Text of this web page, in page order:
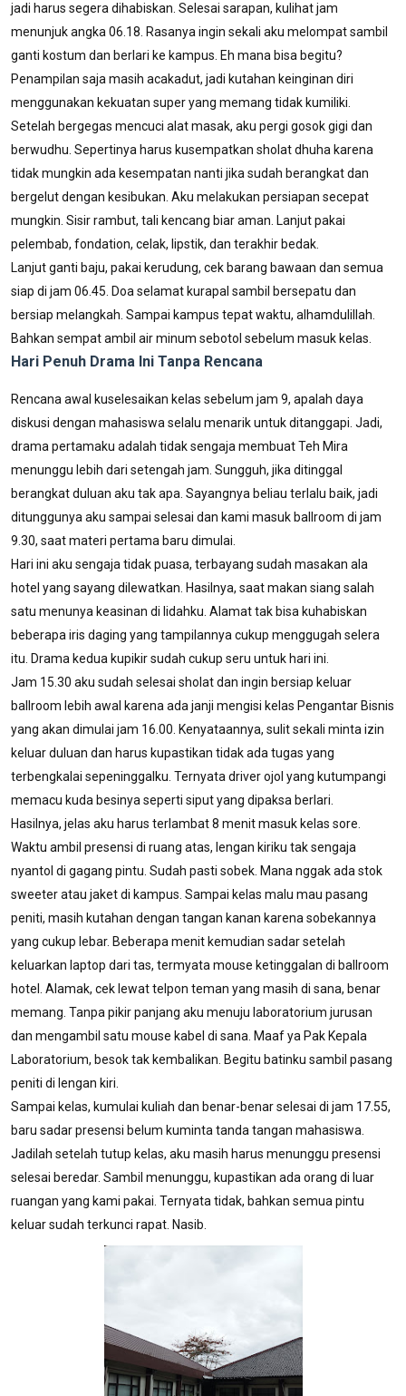
jadi harus segera dihabiskan. Selesai sarapan, kulihat jam
menunjuk angka 06.18. Rasanya ingin sekali aku melompat sambil
ganti kostum dan berlari ke kampus. Eh mana bisa begitu?
Penampilan saja masih acakadut, jadi kutahan keinginan diri
menggunakan kekuatan super yang memang tidak kumiliki.
Setelah bergegas mencuci alat masak, aku pergi gosok gigi dan
berwudhu. Sepertinya harus kusempatkan sholat dhuha karena
tidak mungkin ada kesempatan nanti jika sudah berangkat dan
bergelut dengan kesibukan. Aku melakukan persiapan secepat
mungkin. Sisir rambut, tali kencang biar aman. Lanjut pakai
pelembab, fondation, celak, lipstik, dan terakhir bedak.
Lanjut ganti baju, pakai kerudung, cek barang bawaan dan semua
siap di jam 06.45. Doa selamat kurapal sambil bersepatu dan
bersiap melangkah. Sampai kampus tepat waktu, alhamdulillah.
Bahkan sempat ambil air minum sebotol sebelum masuk kelas.
Hari Penuh Drama Ini Tanpa Rencana
Rencana awal kuselesaikan kelas sebelum jam 9, apalah daya
diskusi dengan mahasiswa selalu menarik untuk ditanggapi. Jadi,
drama pertamaku adalah tidak sengaja membuat Teh Mira
menunggu lebih dari setengah jam. Sungguh, jika ditinggal
berangkat duluan aku tak apa. Sayangnya beliau terlalu baik, jadi
ditunggunya aku sampai selesai dan kami masuk ballroom di jam
9.30, saat materi pertama baru dimulai.
Hari ini aku sengaja tidak puasa, terbayang sudah masakan ala
hotel yang sayang dilewatkan. Hasilnya, saat makan siang salah
satu menunya keasinan di lidahku. Alamat tak bisa kuhabiskan
beberapa iris daging yang tampilannya cukup menggugah selera
itu. Drama kedua kupikir sudah cukup seru untuk hari ini.
Jam 15.30 aku sudah selesai sholat dan ingin bersiap keluar
ballroom lebih awal karena ada janji mengisi kelas Pengantar Bisnis
yang akan dimulai jam 16.00. Kenyataannya, sulit sekali minta izin
keluar duluan dan harus kupastikan tidak ada tugas yang
terbengkalai sepeninggalku. Ternyata driver ojol yang kutumpangi
memacu kuda besinya seperti siput yang dipaksa berlari.
Hasilnya, jelas aku harus terlambat 8 menit masuk kelas sore.
Waktu ambil presensi di ruang atas, lengan kiriku tak sengaja
nyantol di gagang pintu. Sudah pasti sobek. Mana nggak ada stok
sweeter atau jaket di kampus. Sampai kelas malu mau pasang
peniti, masih kutahan dengan tangan kanan karena sobekannya
yang cukup lebar. Beberapa menit kemudian sadar setelah
keluarkan laptop dari tas, termyata mouse ketinggalan di ballroom
hotel. Alamak, cek lewat telpon teman yang masih di sana, benar
memang. Tanpa pikir panjang aku menuju laboratorium jurusan
dan mengambil satu mouse kabel di sana. Maaf ya Pak Kepala
Laboratorium, besok tak kembalikan. Begitu batinku sambil pasang
peniti di lengan kiri.
Sampai kelas, kumulai kuliah dan benar-benar selesai di jam 17.55,
baru sadar presensi belum kuminta tanda tangan mahasiswa.
Jadilah setelah tutup kelas, aku masih harus menunggu presensi
selesai beredar. Sambil menunggu, kupastikan ada orang di luar
ruangan yang kami pakai. Ternyata tidak, bahkan semua pintu
keluar sudah terkunci rapat. Nasib.